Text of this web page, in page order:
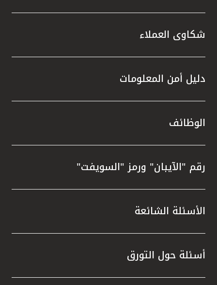
شكاوى العملاء
دليل أمن المعلومات
الوظائف
رقم "الآيبان" ورمز "السويفت"
الأسئلة الشائعة
أسئلة حول التورق